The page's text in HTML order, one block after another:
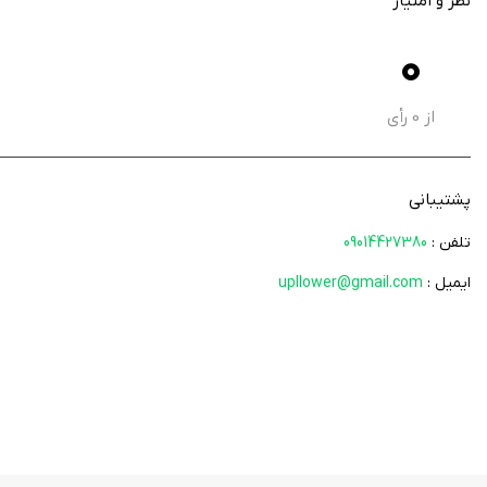
خدمات افزایش تعامل در شبکه‌های اجتماعی
افزایش کامنت فارسی و افزایش ممبر تلگرام است. تمامی سفارش‌ها با پرداختی امن ثبت شده و با پشتیبانی 24 ساعته پیگیری می‌شوند تا کاربران
0
از 0 رأی
پشتیبانی
تلفن : 09014427380
ایمیل : upllower@gmail.com